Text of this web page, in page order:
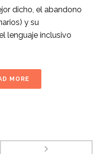
dicho, el abandono
y su
lenguaje inclusivo
MORE